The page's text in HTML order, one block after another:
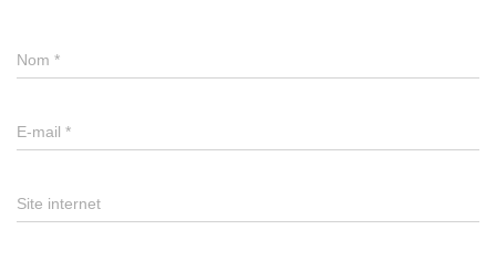
Nom *
E-mail *
Site internet